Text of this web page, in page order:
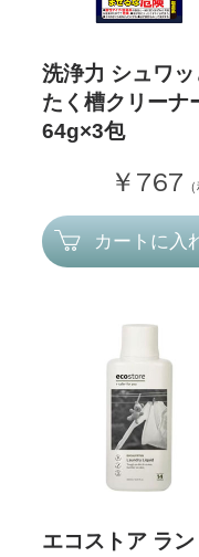
洗浄力 シュワ
たく槽クリーナ
64g×3包
￥767
カートに入
エコストア ラン